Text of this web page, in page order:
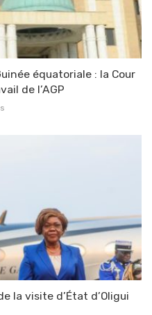
équatoriale : la Cour
de l’AGP
la visite d’État d’Oligui